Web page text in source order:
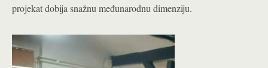
projekat dobija snažnu međunarodnu dimenziju.